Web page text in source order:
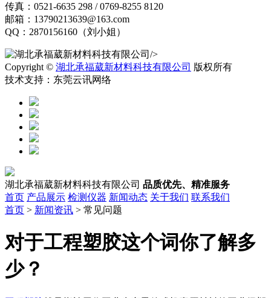
传真：0521-6635 298 / 0769-8255 8120
邮箱：13790213639@163.com
QQ：2870156160（刘小姐）
/>
Copyright © 湖北承福葳新材料科技有限公司 版权所有
技术支持：东莞云讯网络
湖北承福葳新材料科技有限公司 品质优先、精准服务
首页 产品展示 检测仪器 新闻动态 关于我们 联系我们
首页 > 新闻资讯 > 常见问题
对于工程塑胶这个词你了解多
少？